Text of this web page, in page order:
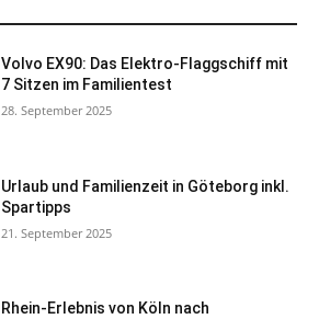
Volvo EX90: Das Elektro-Flaggschiff mit
7 Sitzen im Familientest
28. September 2025
Urlaub und Familienzeit in Göteborg inkl.
Spartipps
21. September 2025
Rhein-Erlebnis von Köln nach